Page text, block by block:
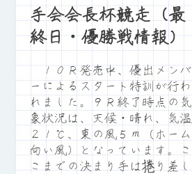
手会会長杯競走（最
終日・優勝戦情報）
１０Ｒ発売中、優出メンバ
ーによるスタート特訓が行わ
れました。９Ｒ終了時点の気
象状況は、天候・晴れ、気温
２１℃、東の風５ｍ（ホーム
向い風）となっています。こ
こまでの決まり手は捲り差し